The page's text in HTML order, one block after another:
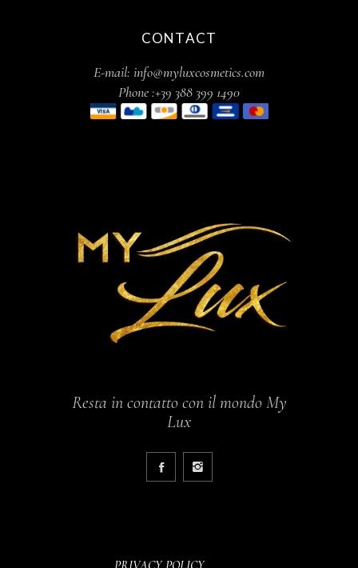
CONTACT
E-mail: info@myluxcosmetics.com
Phone :+39 388 399 1490
Resta in contatto con il mondo My
Lux